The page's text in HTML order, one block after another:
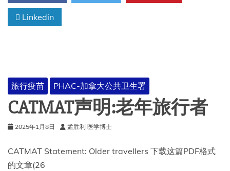
旅
Linkedin
旅行疫苗 PHAC-加拿大公共卫生署
CATMAT声明:老年旅行者
2025年1月8日 孟胜利 医学博士
CATMAT Statement: Older travellers 下载这篇PDF格式
的文章(26